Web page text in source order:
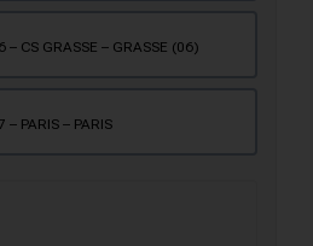
du 12/11/26 au 13/11/26 – CS GRASSE – GRASSE (06)
du 26/01/27 au 27/01/27 – PARIS – PARIS